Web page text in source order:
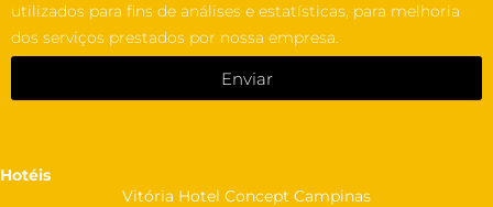
utilizados para fins de análises e estatísticas, para melhoria
dos serviços prestados por nossa empresa.
Enviar
Hotéis
Vitória Hotel Concept Campinas